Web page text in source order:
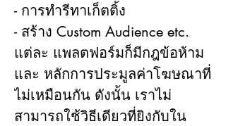
- การทำรีทาเก็ตติ้ง
- สร้าง Custom Audience etc.
แต่ละ แพลตฟอร์มก็มีกฎข้อห้าม
และ หลักการประมูลค่าโฆษณาที่
ไม่เหมือนกัน ดังนั้น เราไม่
สามารถใช้วิธีเดียวที่ยิงกับใน